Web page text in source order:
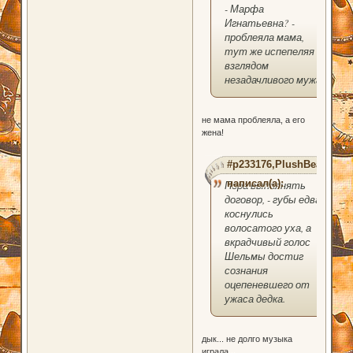
- Марфа
Игнатьевна? -
проблеяла мама,
тут же испепеляя
взглядом
незадачливого мужа.
не мама проблеяла, а его
жена!
#p233176,PlushBear
написал(а):
Пора выполнять
договор, - губы едва
коснулись
волосатого уха, а
вкрадчивый голос
Шельмы достиг
сознания
оцепеневшего от
ужаса дедка.
дык... не долго музыка
играла...